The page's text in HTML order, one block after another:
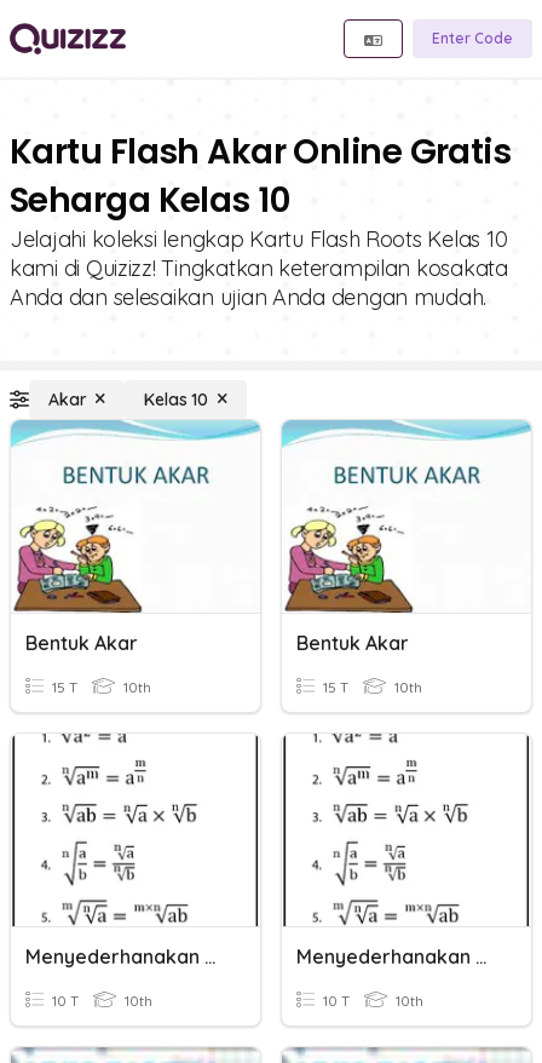
Enter Code
Kartu Flash Akar Online Gratis
Seharga Kelas 10
Jelajahi koleksi lengkap Kartu Flash Roots Kelas 10
kami di Quizizz! Tingkatkan keterampilan kosakata
Anda dan selesaikan ujian Anda dengan mudah.
Akar Kelas 10
Bentuk Akar
15 T 10th
Bentuk Akar
15 T 10th
Menyederhanakan Bentuk Akar
10 T 10th
Menyederhanakan Bentuk Akar
10 T 10th